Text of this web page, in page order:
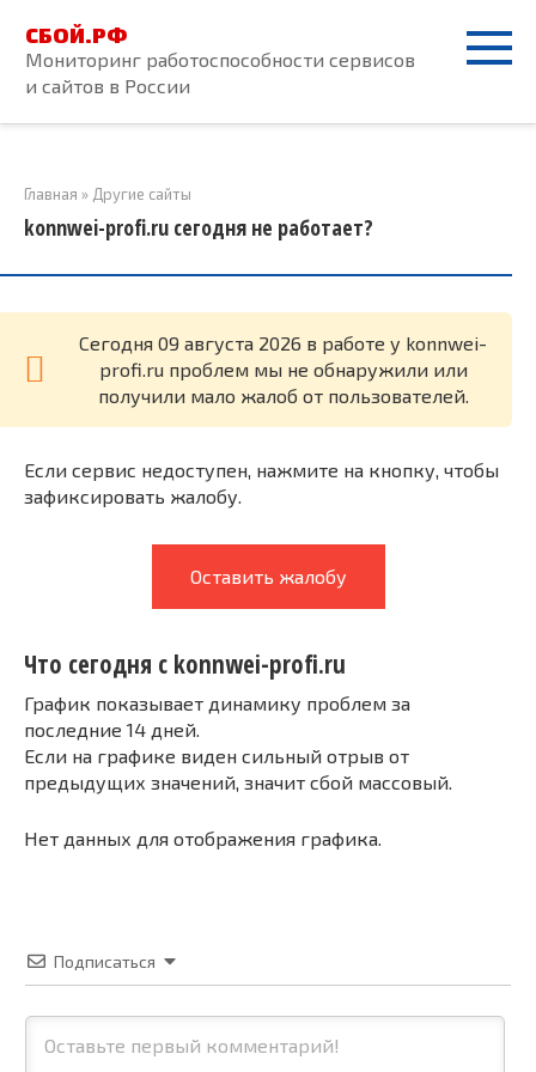
контенту
СБОЙ.РФ
Мониторинг работоспособности сервисов
и сайтов в России
Главная » Другие сайты
konnwei-profi.ru сегодня не работает?
Cегодня 09 августа 2026 в работе у konnwei-
profi.ru проблем мы не обнаружили или
получили мало жалоб от пользователей.
Если сервис недоступен, нажмите на кнопку, чтобы
зафиксировать жалобу.
Оставить жалобу
Что сегодня с konnwei-profi.ru
График показывает динамику проблем за
последние 14 дней.
Если на графике виден сильный отрыв от
предыдущих значений, значит сбой массовый.
Нет данных для отображения графика.
Подписаться